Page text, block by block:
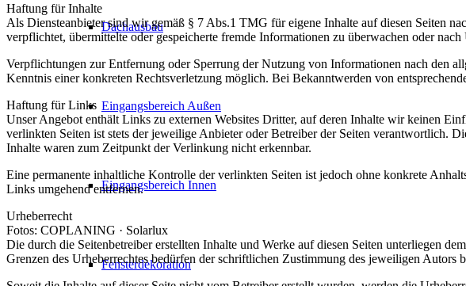
Dachausbau
Eingangsbereich Außen
Eingangsbereich Innen
Fensterdekoration
Haftung für Inhalte
Als Diensteanbieter sind wir gemäß § 7 Abs.1 TMG für eigene Inhalte auf diesen Seiten
verpflichtet, übermittelte oder gespeicherte fremde Informationen zu überwachen oder
Verpflichtungen zur Entfernung oder Sperrung der Nutzung von Informationen nach den
Kenntnis einer konkreten Rechtsverletzung möglich. Bei Bekanntwerden von
Haftung für Links
Unser Angebot enthält Links zu externen Websites Dritter, auf deren Inhalte wir keinen
verlinkten Seiten ist stets der jeweilige Anbieter oder Betreiber der Seiten verantwortlich.
Inhalte waren zum Zeitpunkt der Verlinkung nicht erkennbar.
Eine permanente inhaltliche Kontrolle der verlinkten Seiten ist jedoch ohne konkrete
Links umgehend entfernen.
Urheberrecht
Fotos: COPLANING · Solarlux
Die durch die Seitenbetreiber erstellten Inhalte und Werke auf diesen Seiten unterliegen
Grenzen des Urheberrechtes bedürfen der schriftlichen Zustimmung des jeweiligen